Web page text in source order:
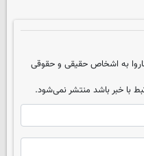
به اشخاص حقیقی و حقوقی
با خبر باشد منتشر نمی‌شود.